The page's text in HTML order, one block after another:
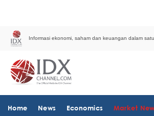
Informasi ekonomi, saham dan keuangan dalam
Home News Economics Market